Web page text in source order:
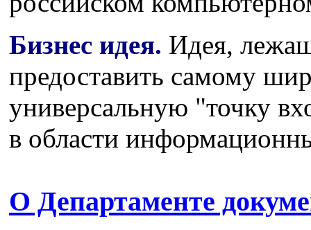
Бизнес идея. Идея,
предоставить самому
универсальную "точку
в области
О Департаменте